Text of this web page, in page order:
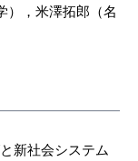
），米澤拓郎（名
新社会システム